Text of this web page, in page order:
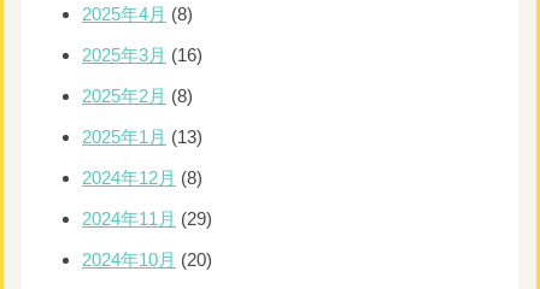
2025年4月 (8)
2025年3月 (16)
2025年2月 (8)
2025年1月 (13)
2024年12月 (8)
2024年11月 (29)
2024年10月 (20)